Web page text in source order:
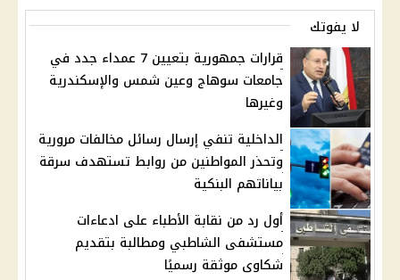
لا يفوتك
قرارات جمهورية بتعيين 7 عمداء جدد في
جامعات سوهاج وعين شمس والإسكندرية
وغيرها
الداخلية تنفي إرسال رسائل مخالفات مرورية
وتحذر المواطنين من روابط تستهدف سرقة
بياناتهم البنكية
أول رد من نقابة الأطباء على ادعاءات
مستشفى الشاطبي ومطالبة بتقديم
شكاوى موثقة رسميًا